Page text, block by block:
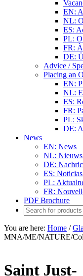
EN:
NL:
ES:
PL: O
FR:
DE:
Advice /
Placing an
EN:
NL:
ES:
FR:
PL:
DE:
News
EN: News
NL: Nieuws
DE:
ES: Noticias
PL:
FR:
PDF Brochure
You are here: Home /
MNA/ME/NATURE/
Saint Just-